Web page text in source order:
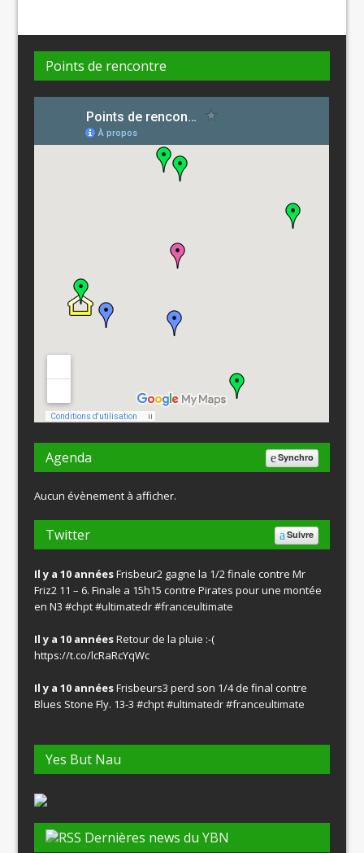
Points de rencontre
Agenda Synchro
Aucun évènement à afficher.
Twitter Suivre
Il y a 10 annéesFrisbeur2 gagne la 1/2 finale contre Mr
Friz2 11 – 6. Finale a 15h15 contre Pirates pour une montée
en N3#chpt#ultimatedr#franceultimate
Il y a 10 annéesRetour de la pluie :-(
https://t.co/lcRaRcYqWc
Il y a 10 annéesFrisbeurs3 perd son 1/4 de final contre
Blues Stone Fly. 13-3#chpt#ultimatedr#franceultimate
Yes But Nau
Dernières news du YBN